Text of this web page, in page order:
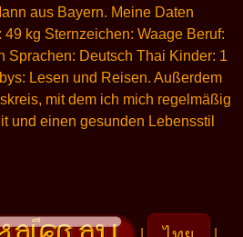
aus Bayern. Meine Daten
kg Sternzeichen: Waage Beruf:
Sprachen: Deutsch Thai Kinder: 1
Lesen und Reisen. Außerdem
mit dem ich mich regelmäßig
und einen gesunden Lebensstil